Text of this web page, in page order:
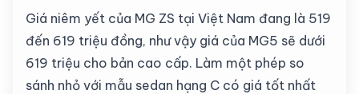
Giá niêm yết của MG ZS tại Việt Nam đang là 519
đến 619 triệu đồng, như vậy giá của MG5 sẽ dưới
619 triệu cho bản cao cấp. Làm một phép so
sánh nhỏ với mẫu sedan hạng C có giá tốt nhất